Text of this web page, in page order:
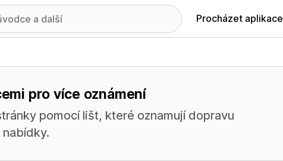
Procházet aplikace
pro více oznámení
pomocí lišt, které oznamují dopravu